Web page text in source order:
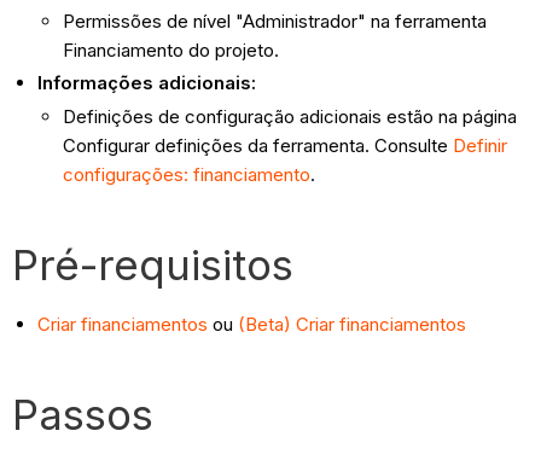
Permissões de nível "Administrador" na ferramenta
Financiamento do projeto.
Informações adicionais:
Definições de configuração adicionais estão na página
Configurar definições da ferramenta. Consulte Definir
configurações: financiamento.
Pré-requisitos
Criar financiamentos ou (Beta) Criar financiamentos
Passos